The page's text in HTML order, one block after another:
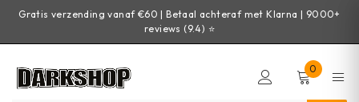
Gratis verzending vanaf €60 | Betaal achteraf met Klarna | 9000+
reviews (9.4) ⭐
0